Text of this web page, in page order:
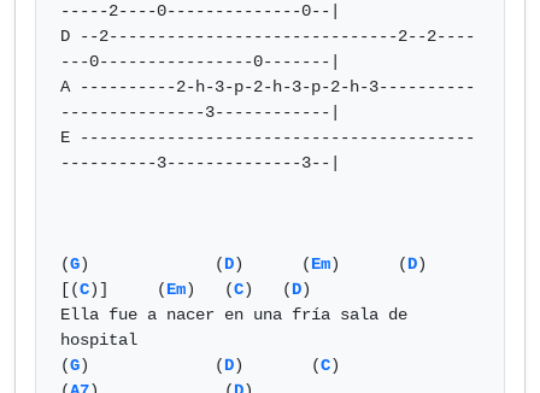
-----2----0--------------0--|
D --2------------------------------2--2----
---0----------------0-------|
A ----------2-h-3-p-2-h-3-p-2-h-3----------
---------------3------------|
E -----------------------------------------
----------3--------------3--|
(G)             (D)      (Em)      (D)
[(C)]     (Em)   (C)   (D)
Ella fue a nacer en una fría sala de
hospital
(G)             (D)       (C)